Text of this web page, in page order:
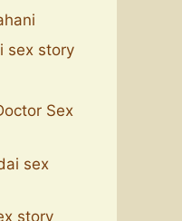
sex story
Sex
sex
story